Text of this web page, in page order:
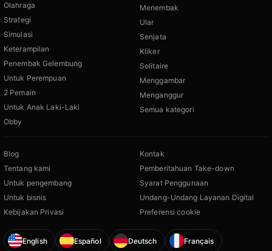
Olahraga
Strategi
Simulasi
Keterampilan
Penembak Gelembung
Untuk Perempuan
2 Pemain
Untuk Anak Laki-Laki
Obby
Menembak
Ular
Senjata
Kliker
Solitaire
Menggambar
Menganggur
Semua kategori
Blog
Tentang kami
Untuk pengembang
Untuk bisnis
Kebijakan Privasi
Kontak
Pemberitahuan Take-down
Syarat Penggunaan
Undang-Undang Layanan Digital
Preferensi cookie
English Español Deutsch Français